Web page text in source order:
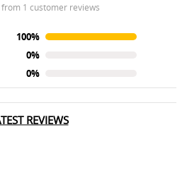
from 1 customer reviews
100%
0%
0%
REVIEWS